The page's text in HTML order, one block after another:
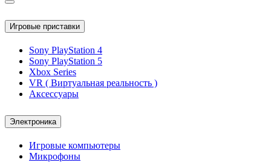
Игровые приставки
Sony PlayStation 4
Sony PlayStation 5
Xbox Series
VR ( Виртуальная реальность )
Аксессуары
Электроника
Игровые компьютеры
Микрофоны